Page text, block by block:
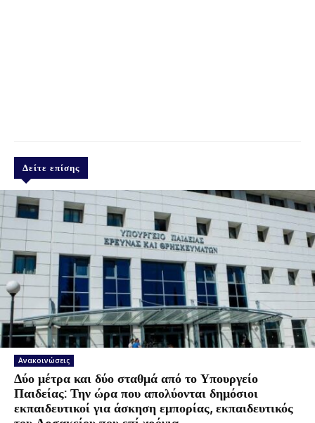
Δείτε επίσης
Ανακοινώσεις
Δύο μέτρα και δύο σταθμά από το Υπουργείο
Παιδείας: Την ώρα που απολύονται δημόσιοι
εκπαιδευτικοί για άσκηση εμπορίας, εκπαιδευτικός